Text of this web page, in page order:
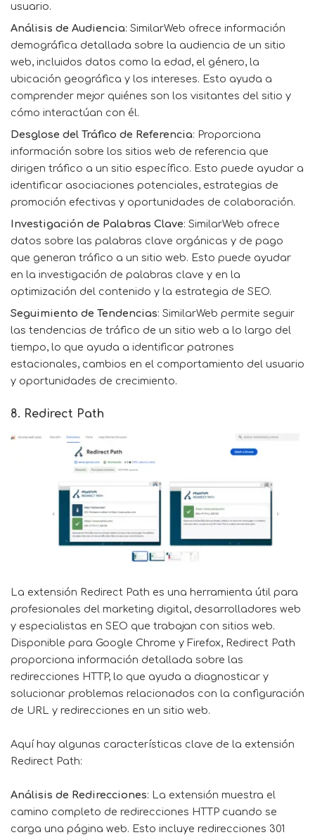
usuario.
Análisis de Audiencia: SimilarWeb ofrece información
demográfica detallada sobre la audiencia de un sitio
web, incluidos datos como la edad, el género, la
ubicación geográfica y los intereses. Esto ayuda a
comprender mejor quiénes son los visitantes del sitio y
cómo interactúan con él.
Desglose del Tráfico de Referencia: Proporciona
información sobre los sitios web de referencia que
dirigen tráfico a un sitio específico. Esto puede ayudar a
identificar asociaciones potenciales, estrategias de
promoción efectivas y oportunidades de colaboración.
Investigación de Palabras Clave: SimilarWeb ofrece
datos sobre las palabras clave orgánicas y de pago
que generan tráfico a un sitio web. Esto puede ayudar
en la investigación de palabras clave y en la
optimización del contenido y la estrategia de SEO.
Seguimiento de Tendencias: SimilarWeb permite seguir
las tendencias de tráfico de un sitio web a lo largo del
tiempo, lo que ayuda a identificar patrones
estacionales, cambios en el comportamiento del usuario
y oportunidades de crecimiento.
8. Redirect Path
La extensión Redirect Path es una herramienta útil para
profesionales del marketing digital, desarrolladores web
y especialistas en SEO que trabajan con sitios web.
Disponible para Google Chrome y Firefox, Redirect Path
proporciona información detallada sobre las
redirecciones HTTP, lo que ayuda a diagnosticar y
solucionar problemas relacionados con la configuración
de URL y redirecciones en un sitio web.
Aquí hay algunas características clave de la extensión
Redirect Path:
Análisis de Redirecciones: La extensión muestra el
camino completo de redirecciones HTTP cuando se
carga una página web. Esto incluye redirecciones 301